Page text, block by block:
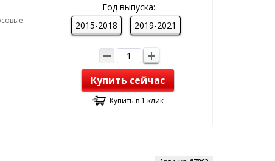
Год выпуска:
2015-2018
2019-2021
Купить сейчас
Купить в 1 клик